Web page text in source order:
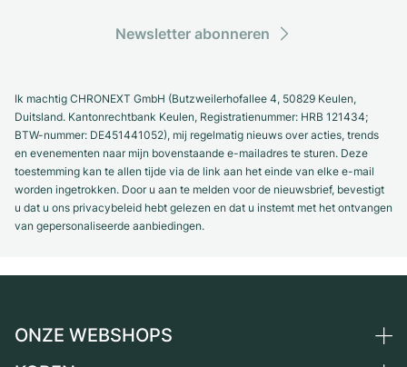
Newsletter abonneren
Ik machtig CHRONEXT GmbH (Butzweilerhofallee 4, 50829 Keulen,
Duitsland. Kantonrechtbank Keulen, Registratienummer: HRB 121434;
BTW-nummer: DE451441052), mij regelmatig nieuws over acties, trends
en evenementen naar mijn bovenstaande e-mailadres te sturen. Deze
toestemming kan te allen tijde via de link aan het einde van elke e-mail
worden ingetrokken. Door u aan te melden voor de nieuwsbrief, bevestigt
u dat u ons privacybeleid hebt gelezen en dat u instemt met het ontvangen
van gepersonaliseerde aanbiedingen.
ONZE WEBSHOPS